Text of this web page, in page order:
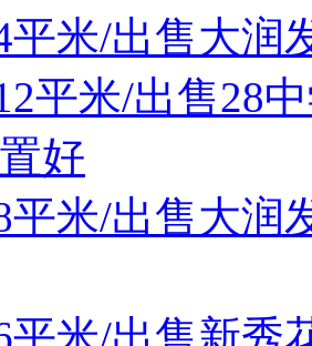
平米/出售大润
平米/出售28
好
平米/出售大润
平米/出售新秀